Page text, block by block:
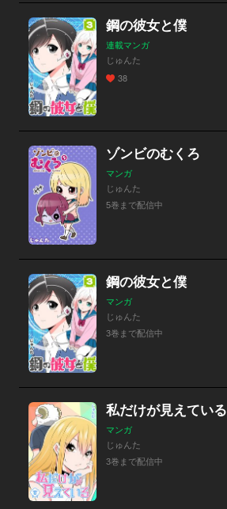
鋼の彼女と僕
連載マンガ
じゅんた
38
ゾンビのむくろ
マンガ
じゅんた
5巻まで配信中
鋼の彼女と僕
マンガ
じゅんた
3巻まで配信中
私だけが見えている
マンガ
じゅんた
3巻まで配信中